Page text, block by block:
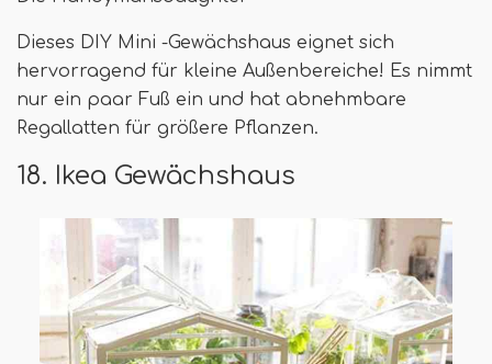
Dieses DIY Mini -Gewächshaus eignet sich
hervorragend für kleine Außenbereiche! Es nimmt
nur ein paar Fuß ein und hat abnehmbare
Regallatten für größere Pflanzen.
18. Ikea Gewächshaus